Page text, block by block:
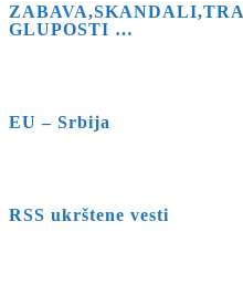
GLUPOSTI …
EU – Srbija
RSS ukrštene vesti